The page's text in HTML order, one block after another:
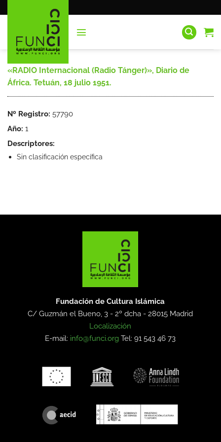
al
«RADIO Internacional (Radio Tánger)», Diario de
África. Tetuán, 18 julio 1951.
Nº Registro: 57790
Año: 1
Descriptores:
Sin clasificación específica
Fundación de Cultura Islámica
C/ Guzmán el Bueno, 3 - 2º dcha -28015 Madrid
Localización
E-mail: info@funci.org Tel: 91 543 46 73